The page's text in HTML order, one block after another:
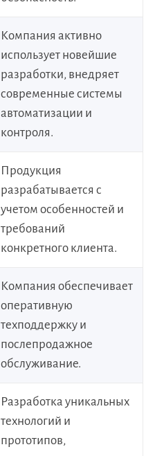
Компания активно
использует новейшие
разработки, внедряет
современные системы
автоматизации и
контроля.
Продукция
разрабатывается с
учетом особенностей и
требований
конкретного клиента.
Компания обеспечивает
оперативную
техподдержку и
послепродажное
обслуживание.
Разработка уникальных
технологий и
прототипов,